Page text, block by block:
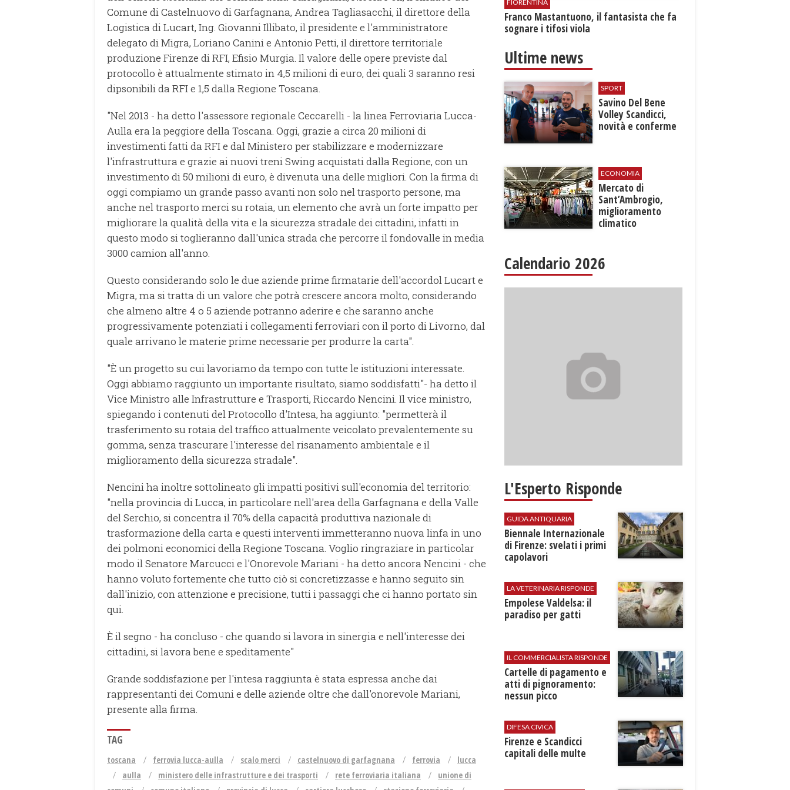
Comune di Castelnuovo di Garfagnana, Andrea Tagliasacchi, il direttore della
Logistica di Lucart, Ing. Giovanni Illibato, il presidente e l'amministratore
delegato di Migra, Loriano Canini e Antonio Petti, il direttore territoriale
produzione Firenze di RFI, Efisio Murgia. Il valore delle opere previste dal
protocollo è attualmente stimato in 4,5 milioni di euro, dei quali 3 saranno resi
dipsonibili da RFI e 1,5 dalla Regione Toscana.
"Nel 2013 - ha detto l'assessore regionale Ceccarelli - la linea Ferroviaria Lucca-
Aulla era la peggiore della Toscana. Oggi, grazie a circa 20 milioni di
investimenti fatti da RFI e dal Ministero per stabilizzare e modernizzare
l'infrastruttura e grazie ai nuovi treni Swing acquistati dalla Regione, con un
investimento di 50 milioni di euro, è divenuta una delle migliori. Con la firma di
oggi compiamo un grande passo avanti non solo nel trasporto persone, ma
anche nel trasporto merci su rotaia, un elemento che avrà un forte impatto per
migliorare la qualità della vita e la sicurezza stradale dei cittadini, infatti in
questo modo si toglieranno dall'unica strada che percorre il fondovalle in media
3000 camion all'anno.
Questo considerando solo le due aziende prime firmatarie dell'accordol Lucart e
Migra, ma si tratta di un valore che potrà crescere ancora molto, considerando
che almeno altre 4 o 5 aziende potranno aderire e che saranno anche
progressivamente potenziati i collegamenti ferroviari con il porto di Livorno, dal
quale arrivano le materie prime necessarie per produrre la carta".
"È un progetto su cui lavoriamo da tempo con tutte le istituzioni interessate.
Oggi abbiamo raggiunto un importante risultato, siamo soddisfatti"- ha detto il
Vice Ministro alle Infrastrutture e Trasporti, Riccardo Nencini. Il vice ministro,
spiegando i contenuti del Protocollo d'Intesa, ha aggiunto: "permetterà il
trasferimento su rotaia del traffico attualmente veicolato prevalentemente su
gomma, senza trascurare l'interesse del risanamento ambientale e il
miglioramento della sicurezza stradale".
Nencini ha inoltre sottolineato gli impatti positivi sull'economia del territorio:
"nella provincia di Lucca, in particolare nell'area della Garfagnana e della Valle
del Serchio, si concentra il 70% della capacità produttiva nazionale di
trasformazione della carta e questi interventi immetteranno nuova linfa in uno
dei polmoni economici della Regione Toscana. Voglio ringraziare in particolar
modo il Senatore Marcucci e l'Onorevole Mariani - ha detto ancora Nencini - che
hanno voluto fortemente che tutto ciò si concretizzasse e hanno seguito sin
dall'inizio, con attenzione e precisione, tutti i passaggi che ci hanno portato sin
qui.
È il segno - ha concluso - che quando si lavora in sinergia e nell'interesse dei
cittadini, si lavora bene e speditamente"
Grande soddisfazione per l'intesa raggiunta è stata espressa anche dai
rappresentanti dei Comuni e delle aziende oltre che dall'onorevole Mariani,
presente alla firma.
TAG
toscana ferrovia lucca-aulla scalo merci castelnuovo di garfagnana ferrovia
lucca
aulla
ministero delle infrastrutture e dei trasporti rete ferroviaria italiana
unione di
FIORENTINA
Franco Mastantuono, il fantasista che fa
sognare i tifosi viola
Ultime news
SPORT
Savino Del Bene
Volley Scandicci,
novità e conferme
ECONOMIA
Mercato di
Sant’Ambrogio,
miglioramento
climatico
Calendario 2026
L'Esperto Risponde
GUIDA ANTIQUARIA
Biennale Internazionale
di Firenze: svelati i primi
capolavori
LA VETERINARIA RISPONDE
Empolese Valdelsa: il
paradiso per gatti
IL COMMERCIALISTA RISPONDE
Cartelle di pagamento e
atti di pignoramento:
nessun picco
DIFESA CIVICA
Firenze e Scandicci
capitali delle multe